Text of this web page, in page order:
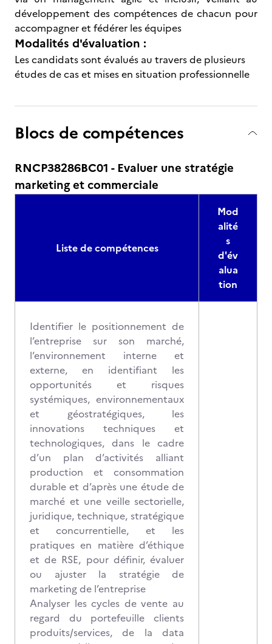
développement des compétences de chacun pour
accompagner et fédérer les équipes
Modalités d'évaluation :
Les candidats sont évalués au travers de plusieurs
études de cas et mises en situation professionnelle
Blocs de compétences
RNCP38286BC01 - Evaluer une stratégie
marketing et commerciale
Liste de compétences
Mod
alité
s
d'év
alua
tion
Identifier le positionnement de
l’entreprise sur son marché,
l’environnement interne et
externe, en identifiant les
opportunités et risques
systémiques, environnementaux
et géostratégiques, les
innovations techniques et
technologiques, dans le cadre
d’un plan d’activités alliant
production et consommation
durable et d’après une étude de
marché et une veille sectorielle,
juridique, technique, stratégique
et concurrentielle, et les
pratiques en matière d’éthique
et de RSE, pour définir, évaluer
ou ajuster la stratégie de
marketing de l’entreprise
Analyser les cycles de vente au
regard du portefeuille clients
produits/services, de la data